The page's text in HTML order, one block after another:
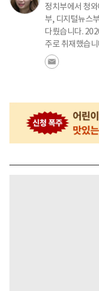
정치부에서 청
부, 디지털뉴스
다뤘습니다.
주로 취재했습